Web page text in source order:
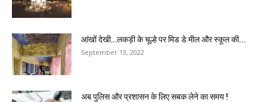
आंखों देखी…लकड़ी के चूल्हे पर मिड डे मील और स्कूल की...
September 13, 2022
अब पुलिस और प्रशासन के लिए सबक लेने का समय !